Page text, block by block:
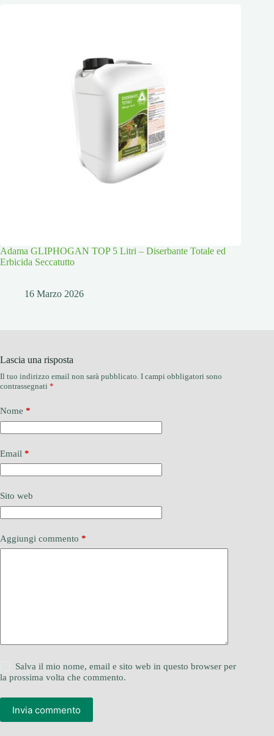
Adama GLIPHOGAN TOP 5 Litri – Diserbante Totale ed
Erbicida Seccatutto
16 Marzo 2026
Lascia una risposta
Il tuo indirizzo email non sarà pubblicato. I campi obbligatori sono
contrassegnati *
Nome *
Email *
Sito web
Aggiungi commento *
Salva il mio nome, email e sito web in questo browser per
la prossima volta che commento.
Invia commento